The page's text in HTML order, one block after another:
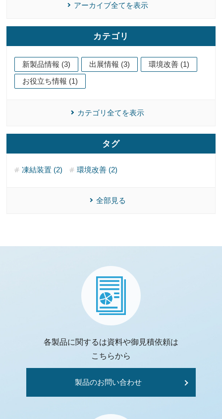
アーカイブ全てを表示
カテゴリ
新製品情報 (3) 出展情報 (3)
環境改善 (1)
お役立ち情報 (1)
カテゴリ全てを表示
タグ
凍結装置 (2) 環境改善 (2)
全部見る
各製品に関するは資料や御見積依頼は
こちらから
製品のお問い合わせ